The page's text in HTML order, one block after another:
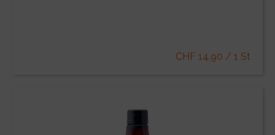
CHF 14.90 / 1 St